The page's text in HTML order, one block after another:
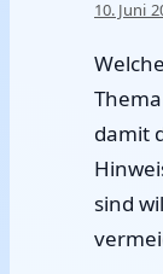
10. Juni
damit
sind